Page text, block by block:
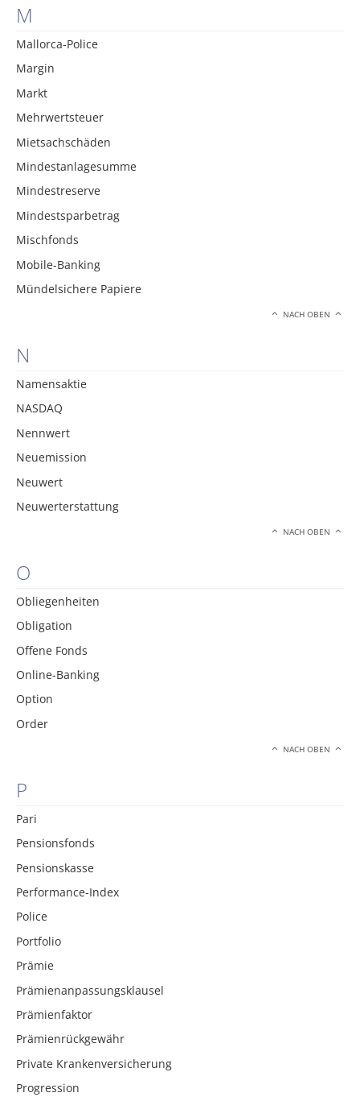
M
Mallorca-Police
Margin
Markt
Mehrwertsteuer
Mietsachschäden
Mindestanlagesumme
Mindestreserve
Mindestsparbetrag
Mischfonds
Mobile-Banking
Mündelsichere Papiere
NACH OBEN
N
Namensaktie
NASDAQ
Nennwert
Neuemission
Neuwert
Neuwerterstattung
NACH OBEN
O
Obliegenheiten
Obligation
Offene Fonds
Online-Banking
Option
Order
NACH OBEN
P
Pari
Pensionsfonds
Pensionskasse
Performance-Index
Police
Portfolio
Prämie
Prämienanpassungsklausel
Prämienfaktor
Prämienrückgewähr
Private Krankenversicherung
Progression